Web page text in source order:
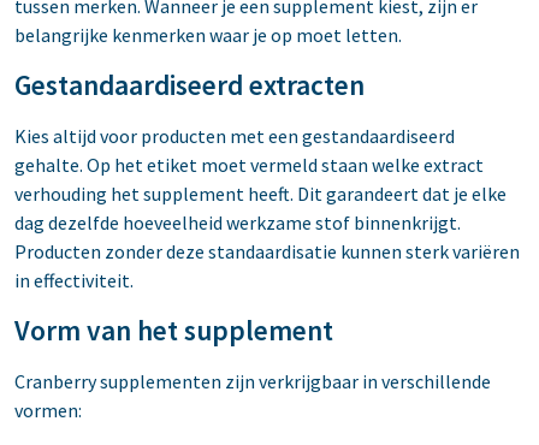
tussen merken. Wanneer je een supplement kiest, zijn er
belangrijke kenmerken waar je op moet letten.
Gestandaardiseerd extracten
Kies altijd voor producten met een gestandaardiseerd
gehalte. Op het etiket moet vermeld staan welke extract
verhouding het supplement heeft. Dit garandeert dat je elke
dag dezelfde hoeveelheid werkzame stof binnenkrijgt.
Producten zonder deze standaardisatie kunnen sterk variëren
in effectiviteit.
Vorm van het supplement
Cranberry supplementen zijn verkrijgbaar in verschillende
vormen: